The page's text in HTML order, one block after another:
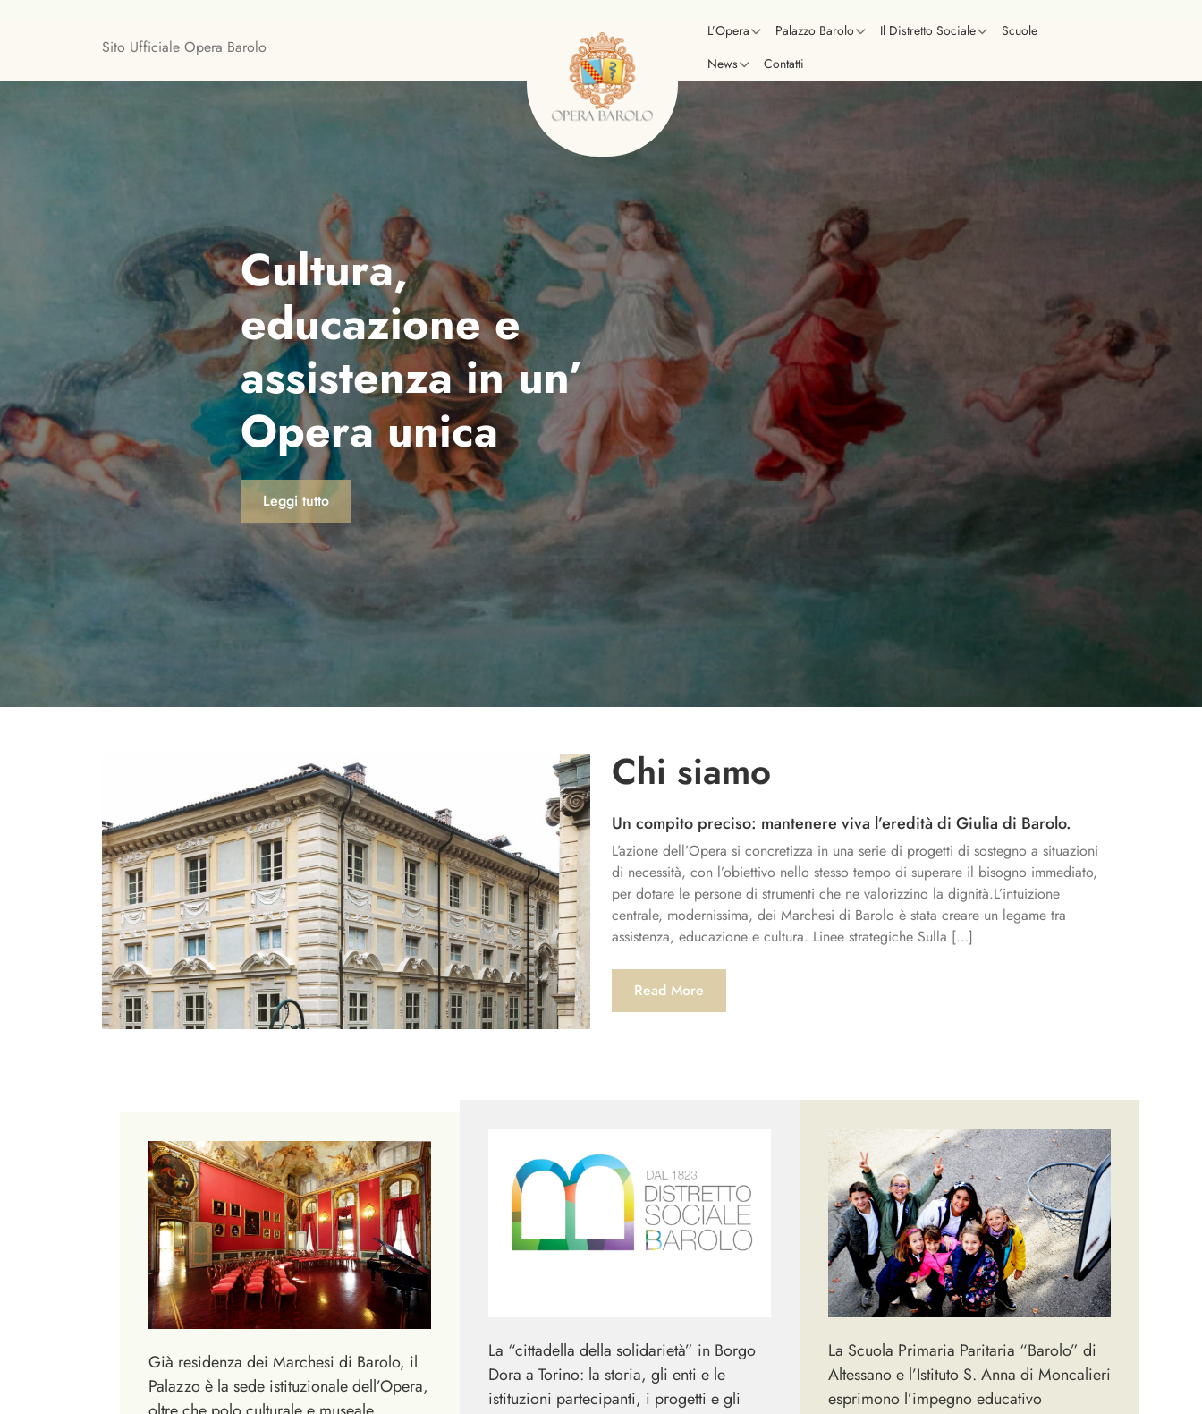
Sito Ufficiale Opera Barolo
L’Opera Palazzo Barolo Il Distretto Sociale
Scuole
News
Contatti
Cultura,
educazione e
assistenza in un’
Opera unica
Leggi tutto
Chi siamo
Un compito preciso: mantenere viva l’eredità di Giulia di Barolo.
L’azione dell’Opera si concretizza in una serie di progetti di sostegno a situazioni
di necessità, con l’obiettivo nello stesso tempo di superare il bisogno immediato,
per dotare le persone di strumenti che ne valorizzino la dignità.L’intuizione
centrale, modernissima, dei Marchesi di Barolo è stata creare un legame tra
assistenza, educazione e cultura. Linee strategiche Sulla […]
Read More
Già residenza dei Marchesi di Barolo, il
Palazzo è la sede istituzionale dell’Opera,
La “cittadella della solidarietà” in Borgo
Dora a Torino: la storia, gli enti e le
istituzioni partecipanti, i progetti e gli
La Scuola Primaria Paritaria “Barolo” di
Altessano e l’Istituto S. Anna di Moncalieri
esprimono l’impegno educativo